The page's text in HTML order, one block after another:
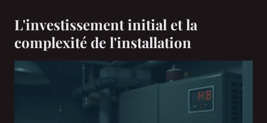
L'investissement initial et la
complexité de l'installation